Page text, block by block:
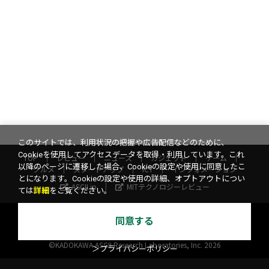
TOP レビュー ニュース ガジェット
ゲーム
グルメ
スタートアップ ICT
インフォメーション
ASCII.jp
MITテクノロジーレビュー
プライバシーポリシー
スタッフ募集
©KADOKAWA ASCII Research Laboratories, Inc. 2026
このサイトでは、利用状況の把握や広告配信などのために、
Cookieを使用してアクセスデータを取得・利用しています。これ
以降のページに遷移した場合、Cookieの設定や使用に同意したこ
とになります。Cookieの設定や使用の詳細、オプトアウトについ
ては詳細 をご覧ください。
同意する
＞プライバシーポリシー